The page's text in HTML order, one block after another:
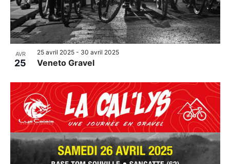
AVR
25 Veneto Gravel
25 avril 2025- 30 avril 2025